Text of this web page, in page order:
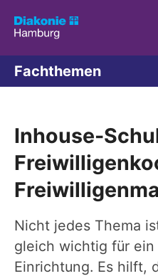
Fachthemen
Inhouse-
Nicht jedes Thema
gleich wichtig für
Einrichtung. Es hilft,